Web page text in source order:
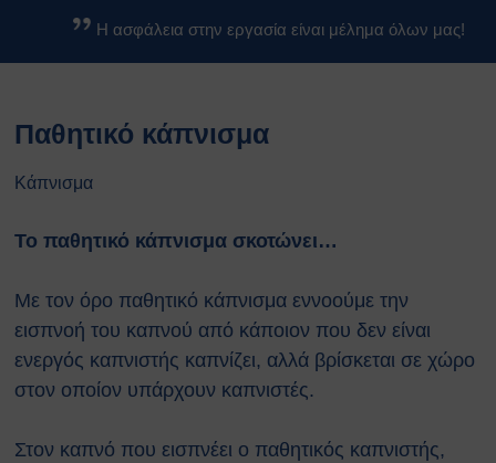
Βασικοί Κανόνες Ασφαλείας
«Δ»
Κανονισμός Χημικών
Εργαστηρίων
Κανονισμός Αθλητικών
Εγκαταστάσεων
Διαδικασίες Ασφαλείας
Σχέδια Έκτακτης Ανάγκης
Σχέδιο Εκκένωσης του
“Δημόκριτος”
Η ασφάλεια στην εργασία είναι μέλημα όλων μας!
Παθητικό κάπνισμα
Κάπνισμα
Το παθητικό κάπνισμα σκοτώνει…
Με τον όρο παθητικό κάπνισμα εννοούμε την
εισπνοή του καπνού από κάποιον που δεν είναι
ενεργός καπνιστής καπνίζει, αλλά βρίσκεται σε χώρο
στον οποίον υπάρχουν καπνιστές.
Στον καπνό που εισπνέει ο παθητικός καπνιστής,